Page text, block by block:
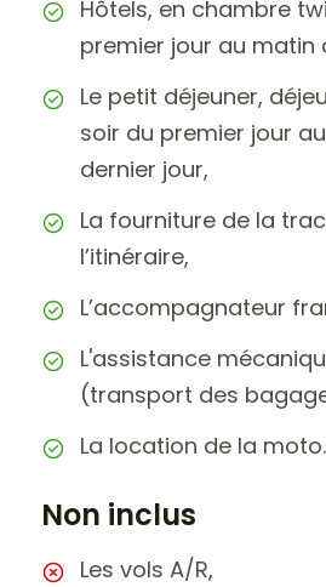
Hôtels, en chambre
premier jour au matin
Le petit déjeuner,
soir du premier jour
dernier jour,
La fourniture de la
l’itinéraire,
L’accompagnateur
L'assistance
(transport des
La location de la moto.
Non inclus
Les vols A/R,